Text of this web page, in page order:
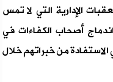
الإدارية التي لا تمس
أصحاب الكفاءات في
من خبراتهم خلال